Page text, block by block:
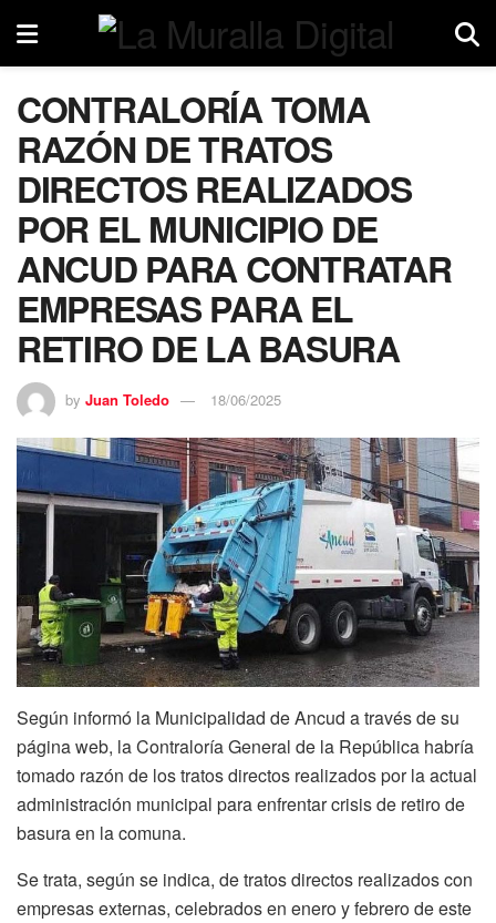
CONTRALORÍA TOMA
RAZÓN DE TRATOS
DIRECTOS REALIZADOS
POR EL MUNICIPIO DE
ANCUD PARA CONTRATAR
EMPRESAS PARA EL
RETIRO DE LA BASURA
by Juan Toledo 18/06/2025
Según informó la Municipalidad de Ancud a través de su
página web, la Contraloría General de la República habría
tomado razón de los tratos directos realizados por la actual
administración municipal para enfrentar crisis de retiro de
basura en la comuna.
Se trata, según se indica, de tratos directos realizados con
empresas externas, celebrados en enero y febrero de este